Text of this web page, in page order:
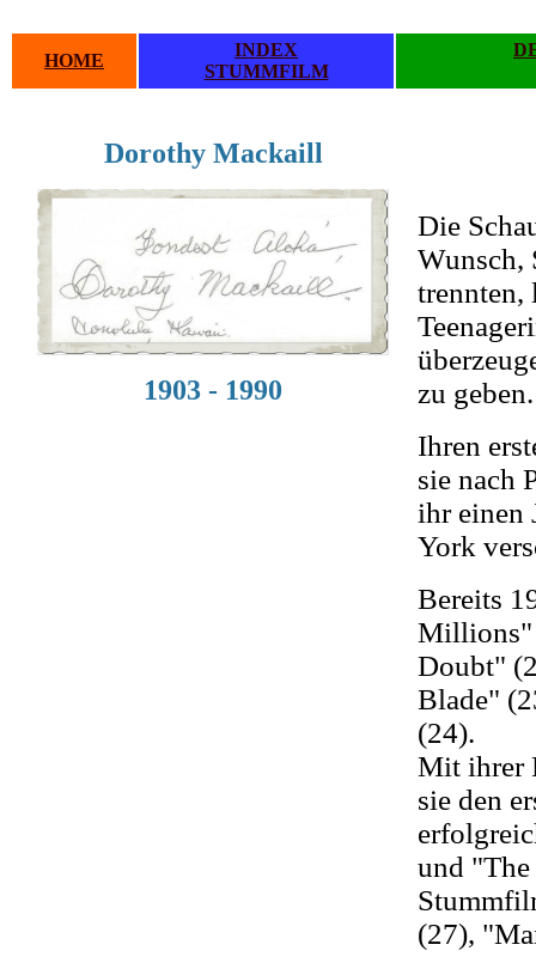
HOME
INDEX
STUMMFILM
Dorothy Mackaill
1903 - 1990
Die
Wunsch,
trennten,
zu geben.
Ihren
sie nach
ihr einen
York
Bereits
Millions"
Doubt"
Blade"
(24).
Mit ihrer
sie den
und "The
(27),